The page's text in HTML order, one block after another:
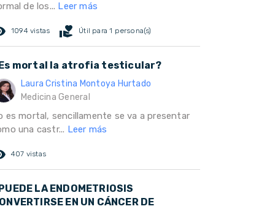
de los... Leer más
1094 vistas volunteer_activism Útil para 1 persona(s)
mortal la atrofia testicular?
Laura Cristina Montoya Hurtado
Medicina General
es mortal, sencillamente se va a presentar
una castr... Leer más
407 vistas
LA ENDOMETRIOSIS
EN UN CÁNCER DE